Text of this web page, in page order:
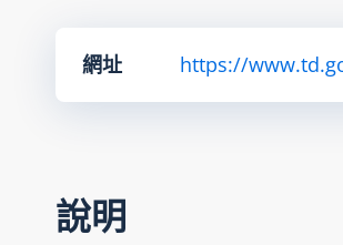
網址 https://
說明